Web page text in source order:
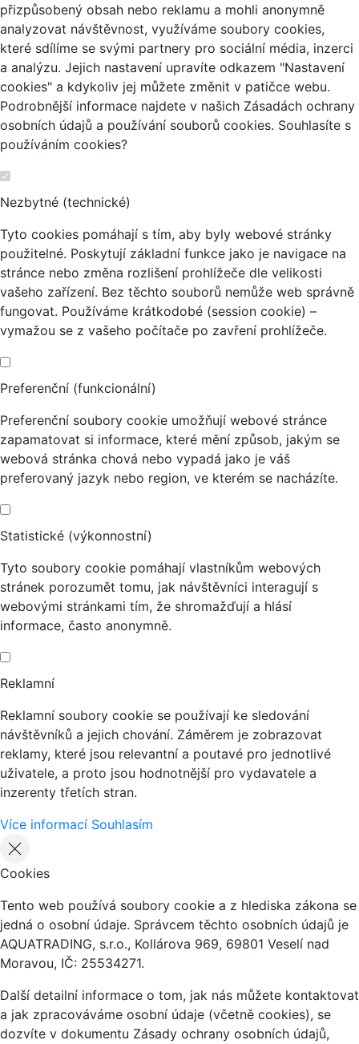
přizpůsobený obsah nebo reklamu a mohli anonymně
analyzovat návštěvnost, využíváme soubory cookies,
které sdílíme se svými partnery pro sociální média, inzerci
a analýzu. Jejich nastavení upravíte odkazem "Nastavení
cookies" a kdykoliv jej můžete změnit v patičce webu.
Podrobnější informace najdete v našich Zásadách ochrany
osobních údajů a používání souborů cookies. Souhlasíte s
používáním cookies?
Nezbytné (technické)
Tyto cookies pomáhají s tím, aby byly webové stránky
použitelné. Poskytují základní funkce jako je navigace na
stránce nebo změna rozlišení prohlížeče dle velikosti
vašeho zařízení. Bez těchto souborů nemůže web správně
fungovat. Používáme krátkodobé (session cookie) –
vymažou se z vašeho počítače po zavření prohlížeče.
Preferenční (funkcionální)
Preferenční soubory cookie umožňují webové stránce
zapamatovat si informace, které mění způsob, jakým se
webová stránka chová nebo vypadá jako je váš
preferovaný jazyk nebo region, ve kterém se nacházíte.
Statistické (výkonnostní)
Tyto soubory cookie pomáhají vlastníkům webových
stránek porozumět tomu, jak návštěvníci interagují s
webovými stránkami tím, že shromažďují a hlásí
informace, často anonymně.
Reklamní
Reklamní soubory cookie se používají ke sledování
návštěvníků a jejich chování. Záměrem je zobrazovat
reklamy, které jsou relevantní a poutavé pro jednotlivé
uživatele, a proto jsou hodnotnější pro vydavatele a
inzerenty třetích stran.
Více informací Souhlasím
Cookies
Tento web používá soubory cookie a z hlediska zákona se
jedná o osobní údaje. Správcem těchto osobních údajů je
AQUATRADING, s.r.o., Kollárova 969, 69801 Veselí nad
Moravou, IČ: 25534271.
Další detailní informace o tom, jak nás můžete kontaktovat
a jak zpracováváme osobní údaje (včetně cookies), se
dozvíte v dokumentu Zásady ochrany osobních údajů,